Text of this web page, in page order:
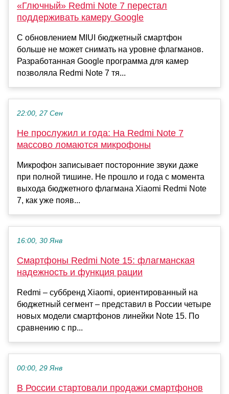
«Глючный» Redmi Note 7 перестал
поддерживать камеру Google
С обновлением MIUI бюджетный смартфон
больше не может снимать на уровне флагманов.
Разработанная Google программа для камер
позволяла Redmi Note 7 тя...
22:00, 27 Сен
Не прослужил и года: На Redmi Note 7
массово ломаются микрофоны
Микрофон записывает посторонние звуки даже
при полной тишине. Не прошло и года с момента
выхода бюджетного флагмана Xiaomi Redmi Note
7, как уже появ...
16:00, 30 Янв
Смартфоны Redmi Note 15: флагманская
надежность и функция рации
Redmi – суббренд Xiaomi, ориентированный на
бюджетный сегмент – представил в России четыре
новых модели смартфонов линейки Note 15. По
сравнению с пр...
00:00, 29 Янв
В России стартовали продажи смартфонов